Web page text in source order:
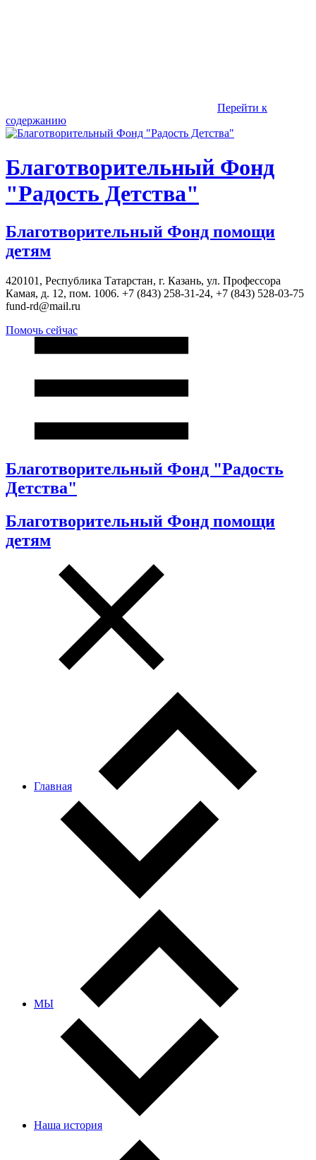
Перейти к
содержанию
Благотворительный Фонд
"Радость Детства"
Благотворительный Фонд помощи
детям
420101, Республика Татарстан, г. Казань, ул. Профессора
Камая, д. 12, пом. 1006. +7 (843) 258-31-24, +7 (843) 528-03-75
fund-rd@mail.ru
Помочь сейчас
Благотворительный Фонд "Радость
Детства"
Благотворительный Фонд помощи
детям
Главная
МЫ
Наша история